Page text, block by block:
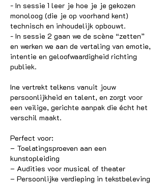
- In sessie 1 leer je hoe je je gekozen
monoloog (die je op voorhand kent)
technisch en inhoudelijk opbouwt.
- In sessie 2 gaan we de scène “zetten”
en werken we aan de vertaling van emotie,
intentie en geloofwaardigheid richting
publiek.
Ine vertrekt telkens vanuit jouw
persoonlijkheid en talent, en zorgt voor
een veilige, gerichte aanpak die écht het
verschil maakt.
Perfect voor:
– Toelatingsproeven aan een
kunstopleiding
– Audities voor musical of theater
– Persoonlijke verdieping in tekstbeleving